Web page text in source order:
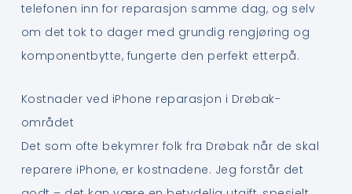
telefonen inn for reparasjon samme dag, og selv
om det tok to dager med grundig rengjøring og
komponentbytte, fungerte den perfekt etterpå.
Kostnader ved iPhone reparasjon i Drøbak-
området
Det som ofte bekymrer folk fra Drøbak når de skal
reparere iPhone, er kostnadene. Jeg forstår det